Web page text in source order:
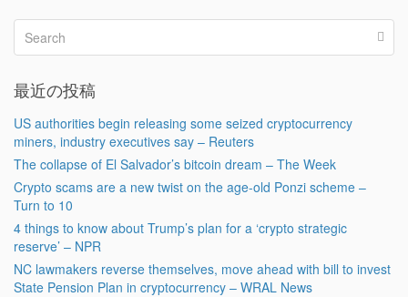
最近の投稿
US authorities begin releasing some seized cryptocurrency
miners, industry executives say – Reuters
The collapse of El Salvador’s bitcoin dream – The Week
Crypto scams are a new twist on the age-old Ponzi scheme –
Turn to 10
4 things to know about Trump’s plan for a ‘crypto strategic
reserve’ – NPR
NC lawmakers reverse themselves, move ahead with bill to invest
State Pension Plan in cryptocurrency – WRAL News